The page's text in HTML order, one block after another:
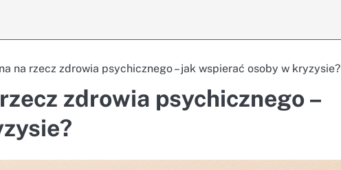
na rzecz zdrowia psychicznego – jak wspierać osoby w kryzysie?
zdrowia psychicznego –